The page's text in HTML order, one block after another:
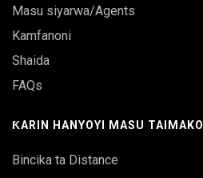
Masu siyarwa/Agents
Kamfanoni
Shaida
FAQs
ƘARIN HANYOYI MASU TAIMAKO
Bincika ta Distance